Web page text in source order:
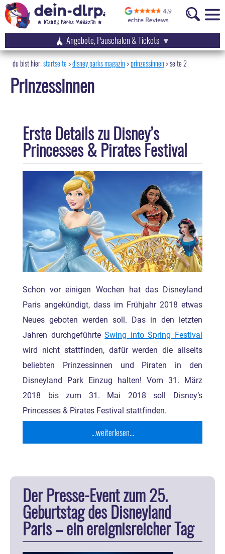
Angebote, Pauschalen & Tickets
startseite disney parks magazin>prinzessinnen>seite 2
Prinzessinnen
Erste Details zu Disney’s
Princesses & Pirates Festival
Schon vor einigen Wochen hat das Disneyland
Paris angekündigt, dass im Frühjahr 2018 etwas
Neues geboten werden soll. Das in den letzten
Jahren durchgeführteSwing into Spring Festival
wird nicht stattfinden, dafür werden die allseits
beliebten Prinzessinnen und Piraten in den
Disneyland Park Einzug halten! Vom 31. März
2018 bis zum 31. Mai 2018 soll Disney’s
Princesses & Pirates Festival stattfinden.
...weiterlesen...
Der Presse-Event zum 25.
Geburtstag des Disneyland
Paris – ein ereignisreicher Tag